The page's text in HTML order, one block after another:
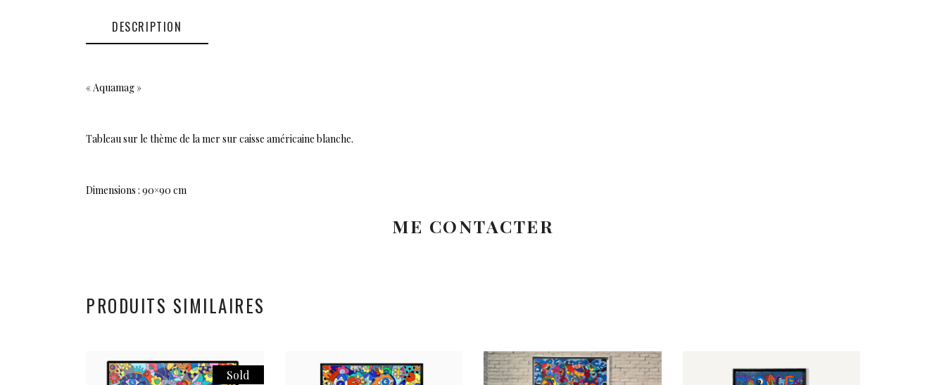
DESCRIPTION
« Aquamag »
Tableau sur le thème de la mer sur caisse américaine blanche.
Dimensions : 90×90 cm
ME CONTACTER
PRODUITS SIMILAIRES
Sold